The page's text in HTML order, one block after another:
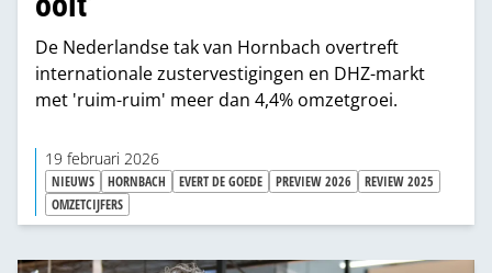
De Nederlandse tak van Hornbach overtreft
internationale zustervestigingen en DHZ-markt
met 'ruim-ruim' meer dan 4,4% omzetgroei.
19 februari 2026
NIEUWS HORNBACH EVERT DE GOEDE PREVIEW 2026
REVIEW 2025
OMZETCIJFERS